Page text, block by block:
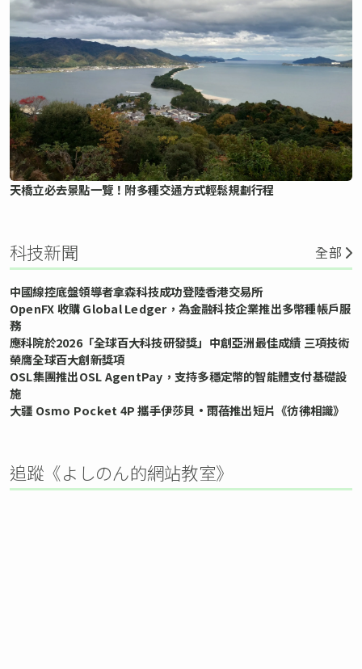
天橋立必去景點一覽！附多種交通方式輕鬆規劃行程
科技新聞 全部
中國線控底盤領導者拿森科技成功登陸香港交易所
OpenFX 收購 Global Ledger，為金融科技企業推出多幣種帳戶服
務
應科院於2026「全球百大科技研發獎」中創亞洲最佳成績 三項技術
榮膺全球百大創新獎項
OSL集團推出OSL AgentPay，支持多穩定幣的智能體支付基礎設
施
大疆 Osmo Pocket 4P 攜手伊莎貝•雨蓓推出短片《彷彿相識》
追蹤《よしのん的網站教室》